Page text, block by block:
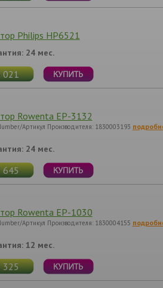
Philips HP6521
24 мес.
021
Rowenta EP-3132
Артикул Производителя: 1830003193
24 мес.
645
Rowenta EP-1030
Артикул Производителя: 1830004155
12 мес.
325